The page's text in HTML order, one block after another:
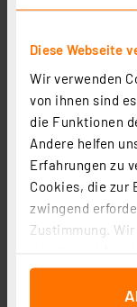
Diese Webseite
Wir verwenden
von ihnen sind
die Funktionen
Andere helfen
Erfahrungen zu
Cookies, die zur
zwingend
Zustimmung.
für soziale
auf unsere
Müller Licht 3er-
2200 lm, 3000
Artikel-Nr. 254039